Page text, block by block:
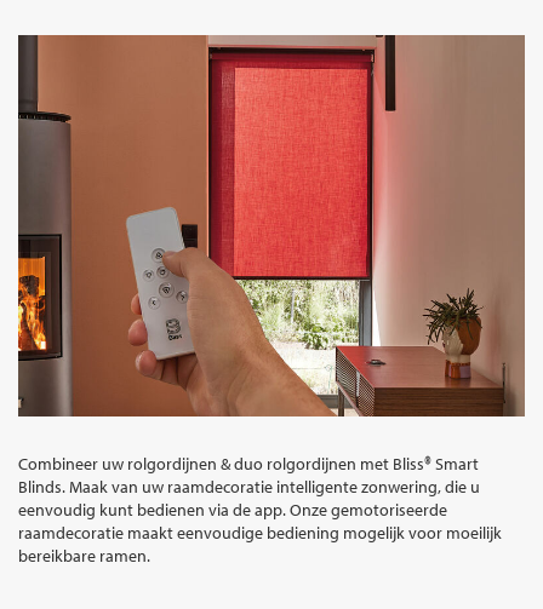
Combineer uw rolgordijnen & duo rolgordijnen met Bliss® Smart
Blinds. Maak van uw raamdecoratie intelligente zonwering, die u
eenvoudig kunt bedienen via de app. Onze gemotoriseerde
raamdecoratie maakt eenvoudige bediening mogelijk voor moeilijk
bereikbare ramen.